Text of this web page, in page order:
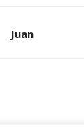
Juan